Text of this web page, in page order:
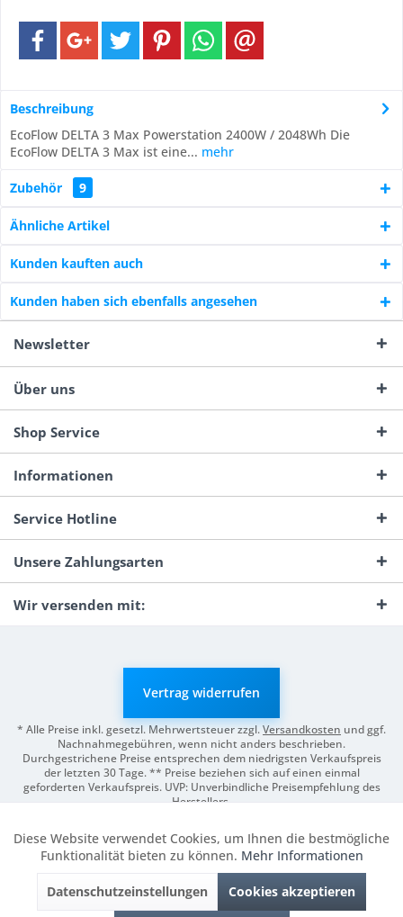
Beschreibung
EcoFlow DELTA 3 Max Powerstation 2400W / 2048Wh Die
EcoFlow DELTA 3 Max ist eine... mehr
Zubehör 9
Ähnliche Artikel
Kunden kauften auch
Kunden haben sich ebenfalls angesehen
Newsletter
Über uns
Shop Service
Informationen
Service Hotline
Unsere Zahlungsarten
Wir versenden mit:
Vertrag widerrufen
* Alle Preise inkl. gesetzl. Mehrwertsteuer zzgl.Versandkosten und ggf.
Nachnahmegebühren, wenn nicht anders beschrieben.
Durchgestrichene Preise entsprechen dem niedrigsten Verkaufspreis
der letzten 30 Tage. ** Preise beziehen sich auf einen einmal
geforderten Verkaufspreis. UVP: Unverbindliche Preisempfehlung des
Herstellers.
Funktionale Aktiv
Marketing Inaktiv
Diese Website verwendet Cookies, um Ihnen die bestmögliche
Funktionalität bieten zu können. Mehr Informationen
Datenschutzeinstellungen Cookies akzeptieren